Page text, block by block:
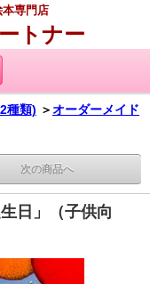
本専門店
トナー
種類) ＞オーダーメイド
次の商品へ
日」（子供向